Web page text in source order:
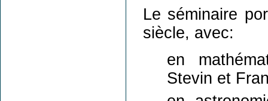
Le séminaire
siècle, avec:
en
Stevin et